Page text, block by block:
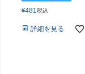
¥481 税込
詳細を見る